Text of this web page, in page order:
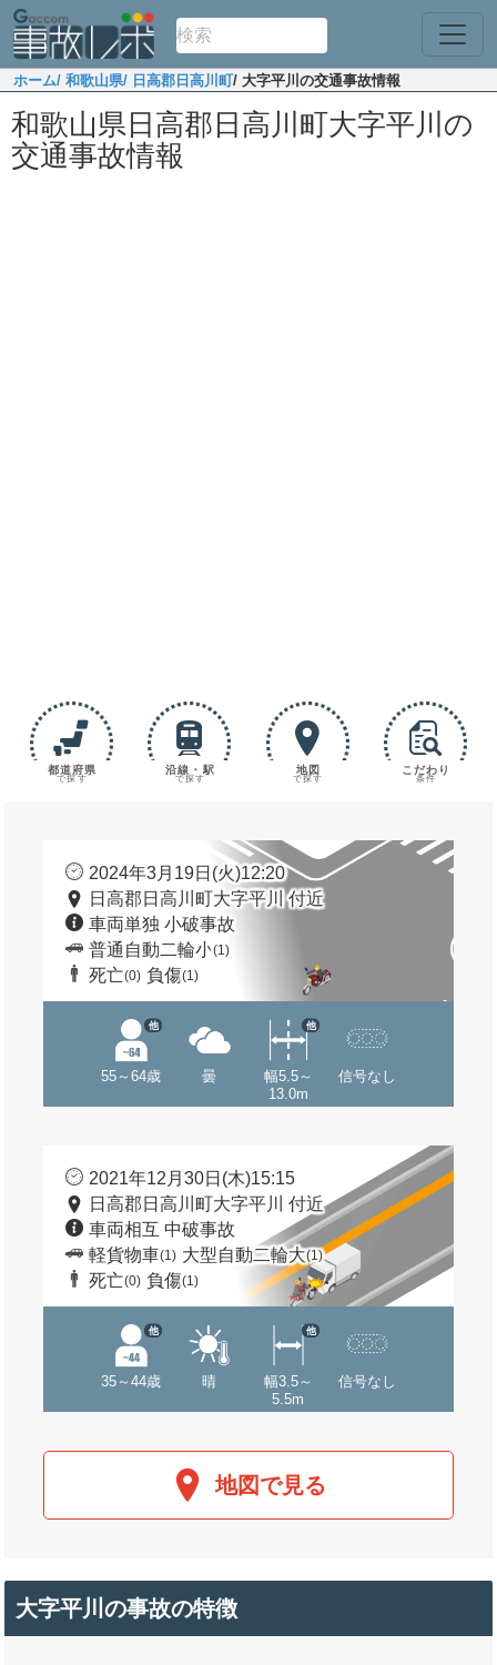
ホーム/ 和歌山県/ 日高郡日高川町/ 大字平川の交通事故情報
和歌山県日高郡日高川町大字平川の
交通事故情報
都道府県
で探す
沿線・駅
で探す
地図
で探す
こだわり
条件
2024年3月19日(火)12:20
日高郡日高川町大字平川 付近
車両単独 小破事故
普通自動二輪小(1)
死亡(0) 負傷(1)
55～64歳
他
曇
幅5.5～
13.0m
他
信号なし
2021年12月30日(木)15:15
日高郡日高川町大字平川 付近
車両相互 中破事故
軽貨物車(1) 大型自動二輪大(1)
死亡(0) 負傷(1)
35～44歳
他
晴
幅3.5～
5.5m
他
信号なし
地図で見る
大字平川の事故の特徴